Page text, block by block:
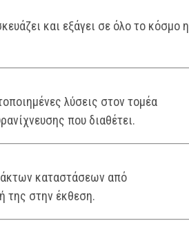
και εξάγει σε όλο το κόσμο η
λύσεις στον τομέα
που διαθέτει.
καταστάσεων από
της στην έκθεση.